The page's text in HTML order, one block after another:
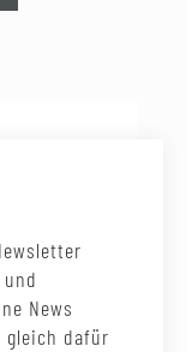
News
gleich dafür